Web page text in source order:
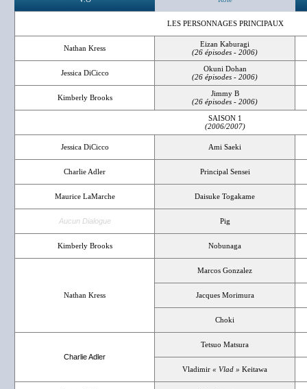
LES PERSONNAGES PRINCIPAUX
Nathan Kress
Eizan Kaburagi
(26 épisodes - 2006)
Jessica DiCicco
Okuni Dohan
(26 épisodes - 2006)
Kimberly Brooks
Jimmy B
(26 épisodes - 2006)
SAISON 1
(2006/2007)
Jessica DiCicco Ami Saeki
Charlie Adler Principal Sensei
Maurice LaMarche Daisuke Togakame
Aucun Dialogue Pig
Kimberly Brooks Nobunaga
Nathan Kress
Marcos Gonzalez
Jacques Morimura
Choki
Charlie Adler
Tetsuo Matsura
Vladimir « Vlad » Keitawa